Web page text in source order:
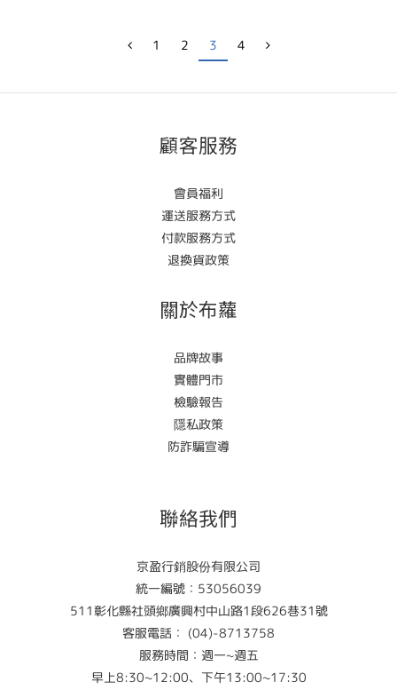
1 2 3 4
顧客服務
會員福利
運送服務方式
付款服務方式
退換貨政策
關於布蘿
品牌故事
實體門市
檢驗報告
隱私政策
防詐騙宣導
聯絡我們
京盈行銷股份有限公司
統一編號：53056039
511彰化縣社頭鄉廣興村中山路1段626巷31號
客服電話： (04)-8713758
服務時間：週一~週五
早上8:30~12:00、下午13:00~17:30